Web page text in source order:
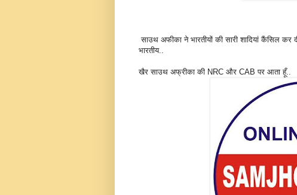
साउथ अफीका ने भारतीयों की सारी शादियां कैंसिल कर
भारतीय..
खैर साउथ अफ्रीका की NRC और CAB पर आता हूँ..